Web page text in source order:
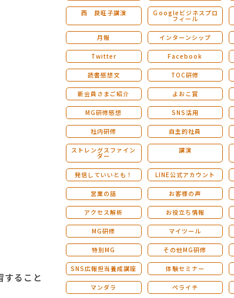
すること
西 良旺子講演 Ｇoogleビジネスプロ
フィール
月報 インターンシップ
Twitter Facebook
読書感想文 TOC研修
新会員さまご紹介 よおこ賞
MG研修感想 SNS活用
社内研修 自主的社員
ストレングスファイン
ダー
講演
発信していいとも！ LINE公式アカウント
営業の話 お客様の声
アクセス解析 お役立ち情報
MG研修 マイツール
特別MG その他MG研修
SNS広報担当養成講座 体験セミナー
マンダラ ペライチ